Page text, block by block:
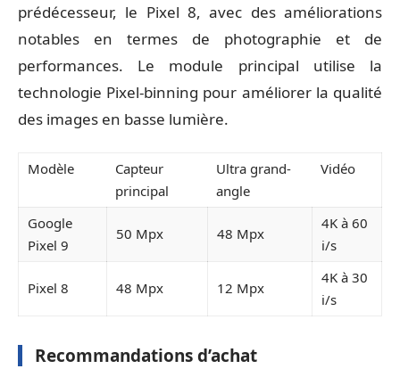
prédécesseur, le Pixel 8, avec des améliorations
notables en termes de photographie et de
performances. Le module principal utilise la
technologie Pixel-binning pour améliorer la qualité
des images en basse lumière.
Modèle
Capteur
principal
Ultra grand-
angle
Vidéo
Google
Pixel 9
50 Mpx 48 Mpx
4K à 60
i/s
Pixel 8 48 Mpx 12 Mpx
4K à 30
i/s
Recommandations d’achat